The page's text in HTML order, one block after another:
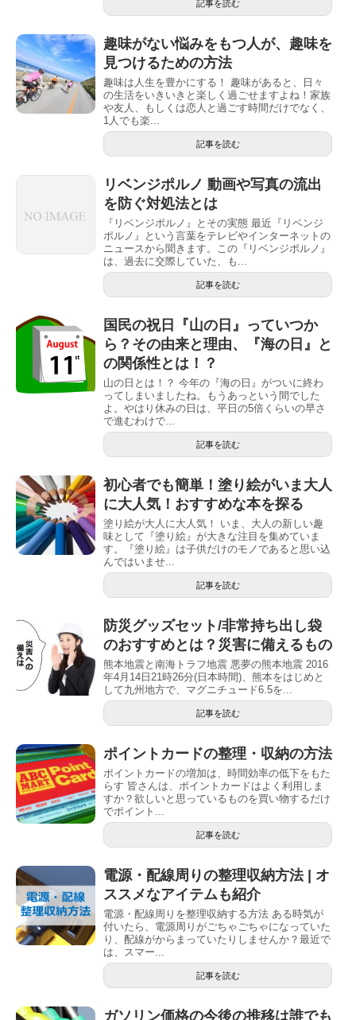
記事を読む
趣味がない悩みをもつ人が、趣味を
見つけるための方法
趣味は人生を豊かにする！ 趣味があると、日々
の生活をいきいきと楽しく過ごせますよね！家族
や友人、もしくは恋人と過ごす時間だけでなく、
1人でも楽...
記事を読む
リベンジポルノ 動画や写真の流出
を防ぐ対処法とは
『リベンジポルノ』とその実態 最近『リベンジ
ポルノ』という言葉をテレビやインターネットの
ニュースから聞きます。この『リベンジポルノ』
は、過去に交際していた、も...
記事を読む
国民の祝日『山の日』っていつか
ら？その由来と理由、『海の日』と
の関係性とは！？
山の日とは！？ 今年の『海の日』がついに終わ
ってしまいましたね。もうあっという間でした
よ。やはり休みの日は、平日の5倍くらいの早さ
で進むわけで...
記事を読む
初心者でも簡単！塗り絵がいま大人
に大人気！おすすめな本を探る
塗り絵が大人に大人気！ いま、大人の新しい趣
味として『塗り絵』が大きな注目を集めていま
す。『塗り絵』は子供だけのモノであると思い込
んではいませ...
記事を読む
防災グッズセット/非常持ち出し袋
のおすすめとは？災害に備えるもの
熊本地震と南海トラフ地震 悪夢の熊本地震 2016
年4月14日21時26分(日本時間)、熊本をはじめと
して九州地方で、マグニチュード6.5を...
記事を読む
ポイントカードの整理・収納の方法
ポイントカードの増加は、時間効率の低下をもた
らす 皆さんは、ポイントカードはよく利用しま
すか？欲しいと思っているものを買い物するだけ
でポイント...
記事を読む
電源・配線周りの整理収納方法 | オ
ススメなアイテムも紹介
電源・配線周りを整理収納する方法 ある時気が
付いたら、電源周りがごちゃごちゃになっていた
り、配線がからまっていたりしませんか？最近で
は、スマー...
記事を読む
ガソリン価格の今後の推移は誰でも